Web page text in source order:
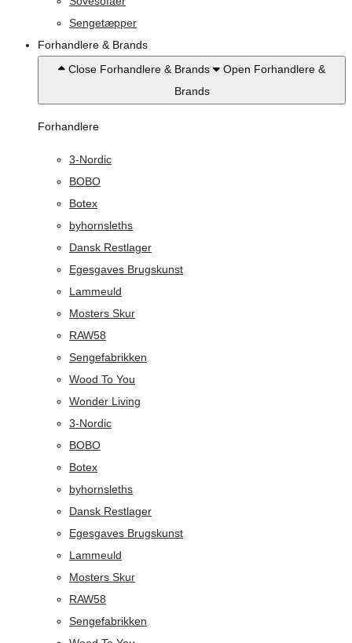
Sengetæpper
Forhandlere & Brands
Close Forhandlere & Brands
Open Forhandlere &
Brands
Forhandlere
3-Nordic
BOBO
Botex
byhornsleths
Dansk Restlager
Egesgaves Brugskunst
Lammeuld
Mosters Skur
RAW58
Sengefabrikken
Wood To You
Wonder Living
3-Nordic
BOBO
Botex
byhornsleths
Dansk Restlager
Egesgaves Brugskunst
Lammeuld
Mosters Skur
RAW58
Sengefabrikken